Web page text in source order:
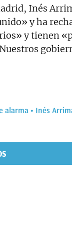
Inés
y ha
y tienen
alarma Inés